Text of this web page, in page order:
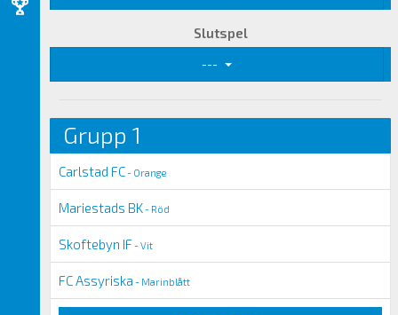
Slutspel
---
Grupp 1
Carlstad FC- Orange
Mariestads BK- Röd
Skoftebyn IF- Vit
FC Assyriska - Marinblått